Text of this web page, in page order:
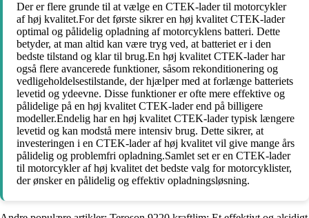
Der er flere grunde til at vælge en CTEK-lader til motorcykler
af høj kvalitet.For det første sikrer en høj kvalitet CTEK-lader
optimal og pålidelig opladning af motorcyklens batteri. Dette
betyder, at man altid kan være tryg ved, at batteriet er i den
bedste tilstand og klar til brug.En høj kvalitet CTEK-lader har
også flere avancerede funktioner, såsom rekonditionering og
vedligeholdelsestilstande, der hjælper med at forlænge batteriets
levetid og ydeevne. Disse funktioner er ofte mere effektive og
pålidelige på en høj kvalitet CTEK-lader end på billigere
modeller.Endelig har en høj kvalitet CTEK-lader typisk længere
levetid og kan modstå mere intensiv brug. Dette sikrer, at
investeringen i en CTEK-lader af høj kvalitet vil give mange års
pålidelig og problemfri opladning.Samlet set er en CTEK-lader
til motorcykler af høj kvalitet det bedste valg for motorcyklister,
der ønsker en pålidelig og effektiv opladningsløsning.